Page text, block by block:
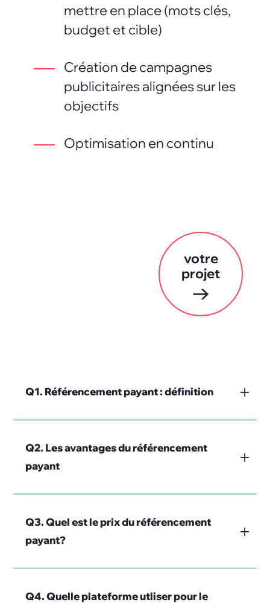
mettre en place (mots clés,
budget et cible)
Création de campagnes
publicitaires alignées sur les
objectifs
Optimisation en continu
votre
projet
Q1. Référencement payant : définition
Q2. Les avantages du référencement
payant
Q3. Quel est le prix du référencement
payant?
Q4. Quelle plateforme utliser pour le